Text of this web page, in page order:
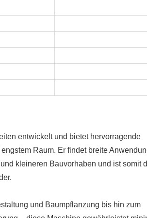
entwickelt und bietet hervorragende
Raum. Er findet breite
kleineren Bauvorhaben und ist somit
und Baumpflanzung bis hin zum